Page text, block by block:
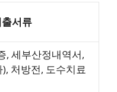
서류
, 세부산정내역서,
처방전, 도수치료